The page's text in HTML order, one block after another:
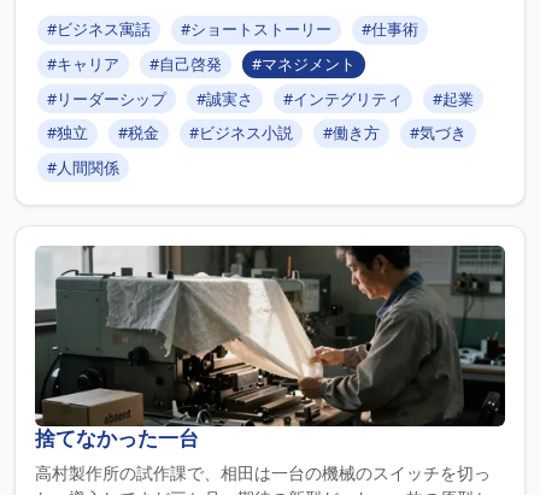
#ビジネス寓話
#ショートストーリー
#仕事術
#キャリア
#自己啓発
#マネジメント
#リーダーシップ
#誠実さ #インテグリティ
#起業
#独立
#税金 #ビジネス小説 #働き方
#気づき
#人間関係
捨てなかった一台
高村製作所の試作課で、相田は一台の機械のスイッチを切っ